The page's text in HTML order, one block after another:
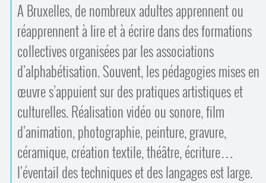
A Bruxelles, de nombreux adultes apprennent ou
réapprennent à lire et à écrire dans des formations
collectives organisées par les associations
d’alphabétisation. Souvent, les pédagogies mises en
œuvre s’appuient sur des pratiques artistiques et
culturelles. Réalisation vidéo ou sonore, film
d’animation, photographie, peinture, gravure,
céramique, création textile, théâtre, écriture…
l’éventail des techniques et des langages est large.